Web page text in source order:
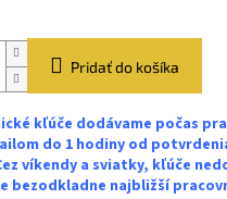
Pridať do košíka
kľúče dodávame počas
do 1 hodiny od
víkendy a sviatky, kľúče
bezodkladne najbližší